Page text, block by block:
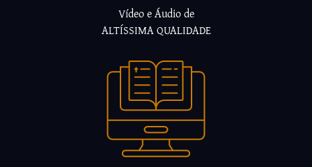
Vídeo e Áudio de
ALTÍSSIMA QUALIDADE